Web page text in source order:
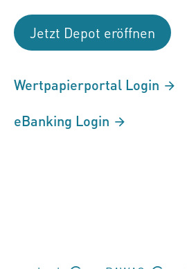
Jetzt Depot eröffnen
Wertpapierportal Login
eBanking Login